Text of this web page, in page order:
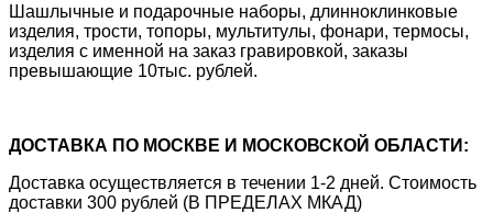
Шашлычные и подарочные наборы, длинноклинковые
изделия, трости, топоры, мультитулы, фонари, термосы,
изделия с именной на заказ гравировкой, заказы
превышающие 10тыс. рублей.
ДОСТАВКА ПО МОСКВЕ И МОСКОВСКОЙ ОБЛАСТИ:
Доставка осуществляется в течении 1-2 дней. Стоимость
доставки 300 рублей (В ПРЕДЕЛАХ МКАД)